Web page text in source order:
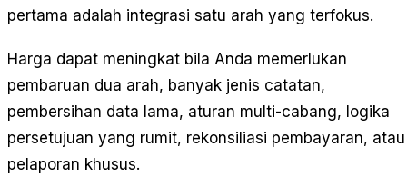
pertama adalah integrasi satu arah yang terfokus.
Harga dapat meningkat bila Anda memerlukan
pembaruan dua arah, banyak jenis catatan,
pembersihan data lama, aturan multi-cabang, logika
persetujuan yang rumit, rekonsiliasi pembayaran, atau
pelaporan khusus.